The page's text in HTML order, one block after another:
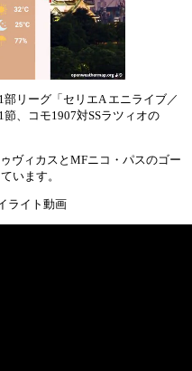
リーグ「セリエA エニライブ／
、コモ1907対SSラツィオの
ヴィカスとMFニコ・パスのゴー
います。
ライト動画